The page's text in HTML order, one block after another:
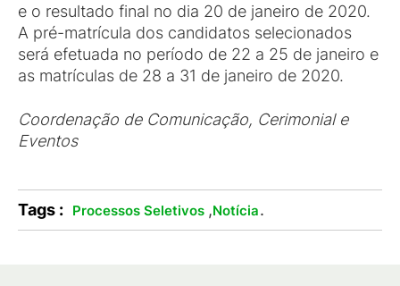
e o resultado final no dia 20 de janeiro de 2020.
A pré-matrícula dos candidatos selecionados
será efetuada no período de 22 a 25 de janeiro e
as matrículas de 28 a 31 de janeiro de 2020.
Coordenação de Comunicação, Cerimonial e
Eventos
Tags : Processos Seletivos ,Notícia.